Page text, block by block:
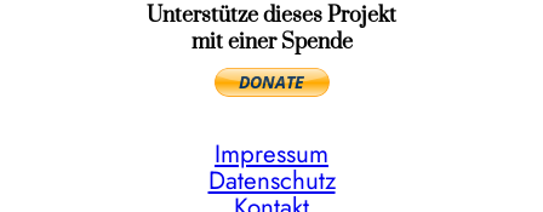
Unterstütze dieses Projekt
mit einer Spende
Impressum
Datenschutz